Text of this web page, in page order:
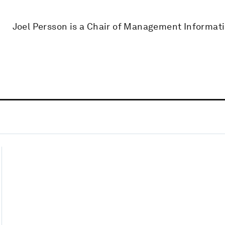
Joel Persson is a Chair of Management